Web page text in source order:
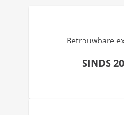
Betrouwbare
SINDS